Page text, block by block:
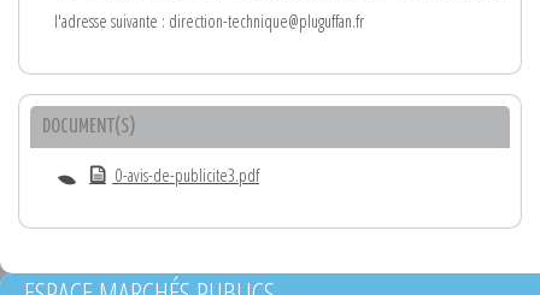
l'adresse suivante : direction-technique@pluguffan.fr
DOCUMENT(S)
0-avis-de-publicite3.pdf